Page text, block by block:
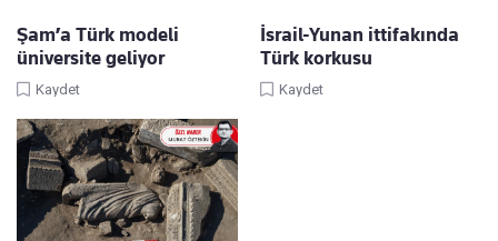
Şam’a Türk modeli
üniversite geliyor
Kaydet
İsrail-Yunan ittifakında
Türk korkusu
Kaydet